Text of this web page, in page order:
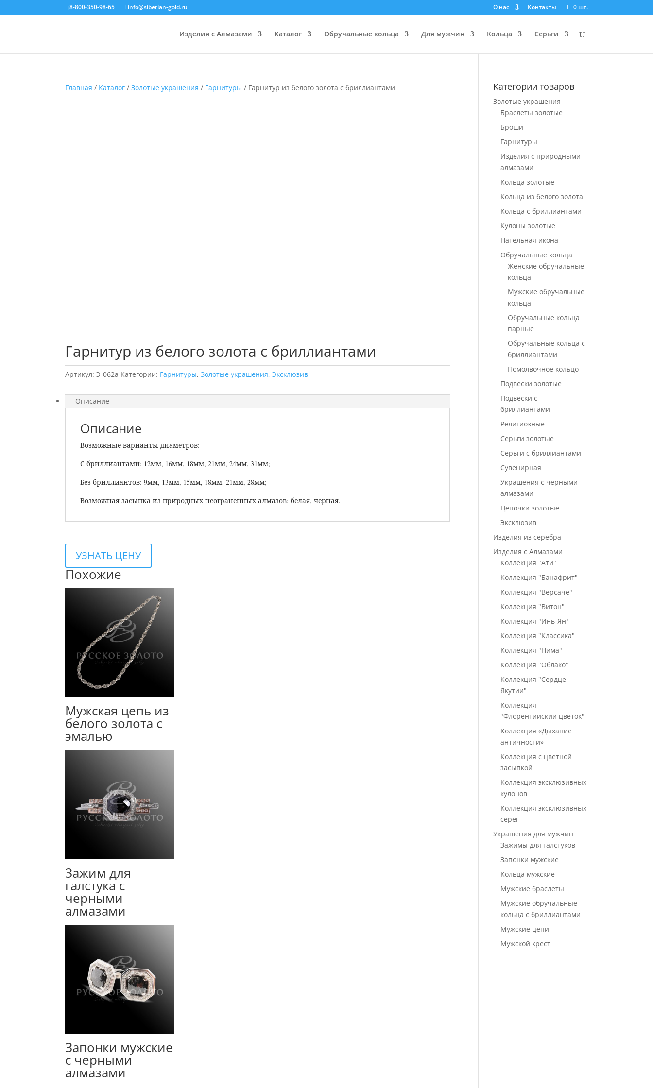
8-800-350-98-65 info@siberian-gold.ru О нас Контакты 0 шт.
Изделия с Алмазами Каталог Обручальные кольца Для мужчин Кольца Серьги
Главная / Каталог /Золотые украшения / Гарнитуры / Гарнитур из белого золота с бриллиантами
Гарнитур из белого золота с бриллиантами
Артикул:Э-062а Категории: Гарнитуры,Золотые украшения,Эксклюзив
Описание
Описание
Возможные варианты диаметров:
С бриллиантами: 12мм, 16мм, 18мм, 21мм, 24мм, 31мм;
Без бриллиантов: 9мм, 13мм, 15мм, 18мм, 21мм, 28мм;
Возможная засыпка из природных неограненных алмазов: белая, черная.
УЗНАТЬ ЦЕНУ
Похожие
Мужская цепь из
белого золота с
эмалью
Зажим для
галстука с
черными
алмазами
Запонки мужские
с черными
алмазами
Категории товаров
Золотые украшения
Браслеты золотые
Броши
Гарнитуры
Изделия с природными
алмазами
Кольца золотые
Кольца из белого золота
Кольца с бриллиантами
Кулоны золотые
Нательная икона
Обручальные кольца
Женские обручальные
кольца
Мужские обручальные
кольца
Обручальные кольца
парные
Обручальные кольца с
бриллиантами
Помолвочное кольцо
Подвески золотые
Подвески с
бриллиантами
Религиозные
Серьги золотые
Серьги с бриллиантами
Сувенирная
Украшения с черными
алмазами
Цепочки золотые
Эксклюзив
Изделия из серебра
Изделия с Алмазами
Коллекция "Ати"
Коллекция "Банафрит"
Коллекция "Версаче"
Коллекция "Витон"
Коллекция "Инь-Ян"
Коллекция "Классика"
Коллекция "Нима"
Коллекция "Облако"
Коллекция "Сердце
Якутии"
Коллекция
"Флорентийский цветок"
Коллекция «Дыхание
античности»
Коллекция с цветной
засыпкой
Коллекция эксклюзивных
кулонов
Коллекция эксклюзивных
серег
Украшения для мужчин
Зажимы для галстуков
Запонки мужские
Кольца мужские
Мужские браслеты
Мужские обручальные
кольца с бриллиантами
Мужские цепи
Мужской крест